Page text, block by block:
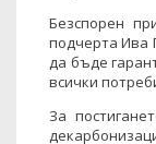
развитие
немислимо
случващото се
ВСИЧКИ
Безспорен
подчерта Ива
да бъде
всички
За